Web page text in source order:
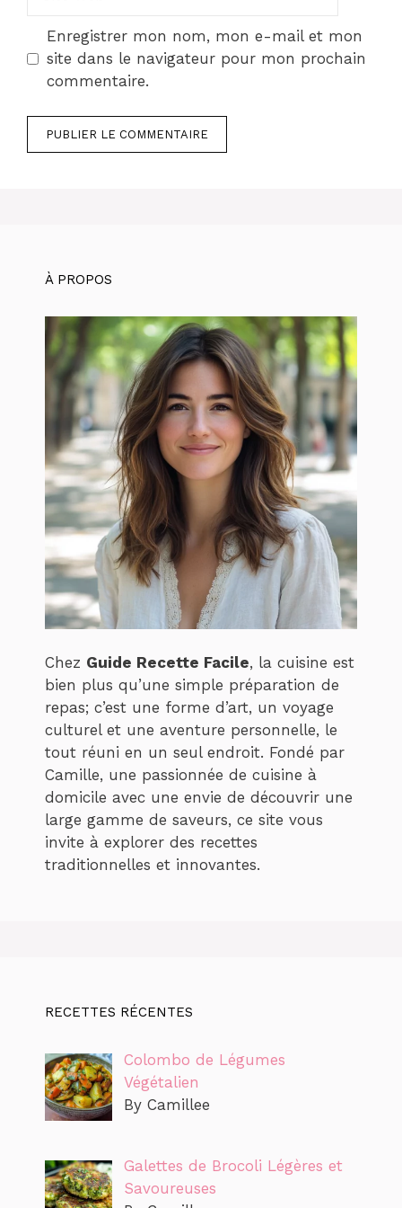
Enregistrer mon nom, mon e-mail et mon
site dans le navigateur pour mon prochain
commentaire.
À PROPOS
Chez Guide Recette Facile, la cuisine est
bien plus qu’une simple préparation de
repas; c’est une forme d’art, un voyage
culturel et une aventure personnelle, le
tout réuni en un seul endroit. Fondé par
Camille, une passionnée de cuisine à
domicile avec une envie de découvrir une
large gamme de saveurs, ce site vous
invite à explorer des recettes
traditionnelles et innovantes.
RECETTES RÉCENTES
Colombo de Légumes
Végétalien
By Camillee
Galettes de Brocoli Légères et
Savoureuses